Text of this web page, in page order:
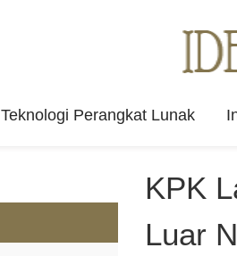
Teknologi Perangkat Lunak
KPK
Luar